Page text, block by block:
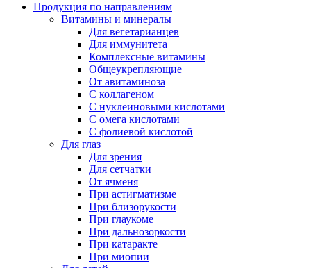
Продукция по направлениям
Витамины и минералы
Для вегетарианцев
Для иммунитета
Комплексные витамины
Общеукрепляющие
От авитаминоза
С коллагеном
С нуклеиновыми кислотами
С омега кислотами
С фолиевой кислотой
Для глаз
Для зрения
Для сетчатки
От ячменя
При астигматизме
При близорукости
При глаукоме
При дальнозоркости
При катаракте
При миопии